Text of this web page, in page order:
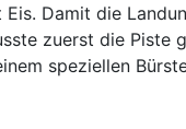
Damit die
zuerst die Piste
speziellen